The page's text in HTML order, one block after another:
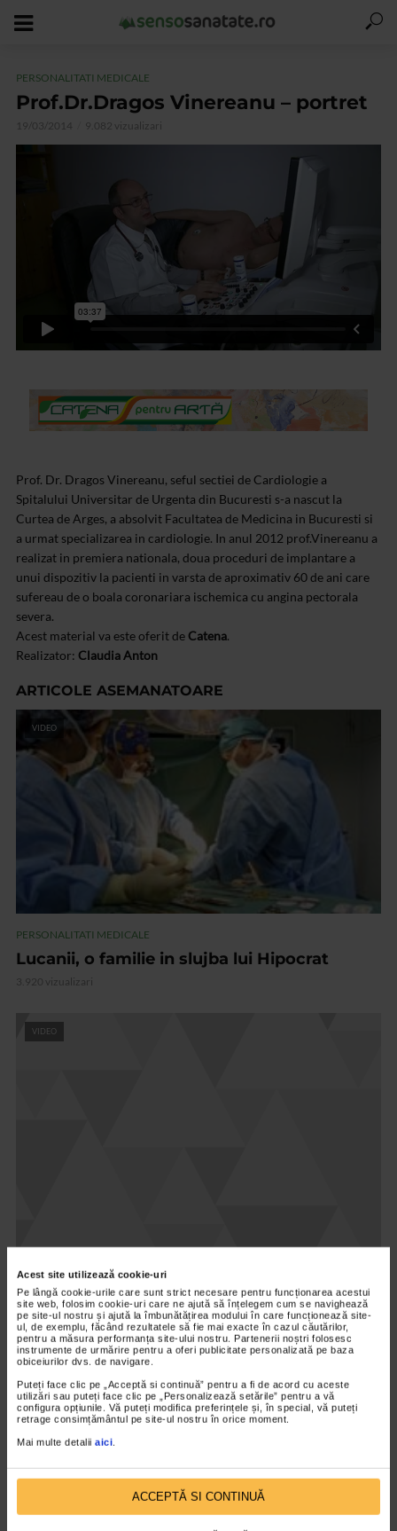
Acest site utilizează cookie-uri
Pe lângă cookie-urile care sunt strict necesare pentru funcționarea acestui
site web, folosim cookie-uri care ne ajută să înțelegem cum se navighează
pe site-ul nostru și ajută la îmbunătățirea modului în care funcționează site-
ul, de exemplu, făcând rezultatele să fie mai exacte în cazul căutărilor,
pentru a măsura performanța site-ului nostru. Partenerii noștri folosesc
instrumente de urmărire pentru a oferi publicitate personalizată pe baza
obiceiurilor dvs. de navigare.
Puteți face clic pe „Acceptă si continuă” pentru a fi de acord cu aceste
utilizări sau puteți face clic pe „Personalizează setările” pentru a vă
configura opțiunile. Vă puteți modifica preferințele și, în special, vă puteți
retrage consimțământul pe site-ul nostru în orice moment.
Mai multe detalii aici.
ACCEPTĂ SI CONTINUĂ
PERSONALITATI MEDICALE
Prof.Dr.Dragos Vinereanu – portret
19/03/2014 9.082 vizualizari
Prof. Dr. Dragos Vinereanu, seful sectiei de Cardiologie a
Spitalului Universitar de Urgenta din Bucuresti s-a nascut la
Curtea de Arges, a absolvit Facultatea de Medicina in Bucuresti si
a urmat specializarea in cardiologie. In anul 2012 prof.Vinereanu a
realizat in premiera nationala, doua proceduri de implantare a
unui dispozitiv la pacienti in varsta de aproximativ 60 de ani care
sufereau de o boala coronariara ischemica cu angina pectorala
severa.
Acest material va este oferit de Catena.
Realizator: Claudia Anton
ARTICOLE ASEMANATOARE
VIDEO
PERSONALITATI MEDICALE
Lucanii, o familie in slujba lui Hipocrat
3.920 vizualizari
VIDEO
PERSONALITATI MEDICALE
Dr.Anca Moisa, medic primar obstetrica –
ginecologie, androlog
13.592 vizualizari
VIDEO